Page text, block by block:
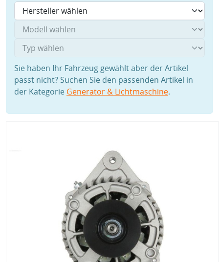
Sie haben Ihr Fahrzeug gewählt aber der Artikel
passt nicht? Suchen Sie den passenden Artikel in
der Kategorie Generator & Lichtmaschine.